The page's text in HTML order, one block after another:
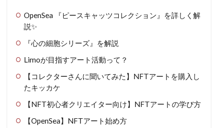
OpenSea 『ピースキャッツコレクション』を詳しく解
説✨
『心の細胞シリーズ』を解説
Limoが目指すアート活動って？
【コレクターさんに聞いてみた】NFTアートを購入し
たキッカケ
【NFT初心者クリエイター向け】NFTアートの学び方
【OpenSea】NFTアート始め方